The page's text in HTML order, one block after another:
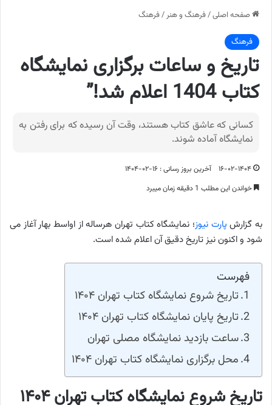
صفحه اصلی/فرهنگ و هنر/فرهنگ
فرهنگ
تاریخ و ساعات برگزاری نمایشگاه
کتاب 1404 اعلام شد!”
کسانی که عاشق کتاب هستند، وقت آن رسیده که برای رفتن به
نمایشگاه آماده شوند.
۱۶-۰۲-۱۴۰۴
آخرین بروز رسانی : ۱۶-۰۲-۱۴۰۴
خواندن این مطلب 1 دقیقه زمان میبرد
به گزارش پارت نیوز؛ نمایشگاه کتاب تهران هرساله از اواسط بهار آغاز می
شود و اکنون نیز تاریخ دقیق آن اعلام شده است.
فهرست
تاریخ شروع نمایشگاه کتاب تهران ۱۴۰۴
تاریخ پایان نمایشگاه کتاب تهران ۱۴۰۴
ساعت بازدید نمایشگاه مصلی تهران
محل برگزاری نمایشگاه کتاب تهران ۱۴۰۴
تاریخ شروع نمایشگاه کتاب تهران ۱۴۰۴